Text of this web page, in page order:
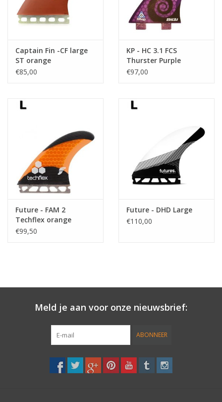
Captain Fin -CF large
ST orange
€85,00
KP - HC 3.1 FCS
Thurster Purple
€97,00
Future - FAM 2
Techflex orange
€99,50
Future - DHD Large
€110,00
Meld je aan voor onze nieuwsbrief:
ABONNEER